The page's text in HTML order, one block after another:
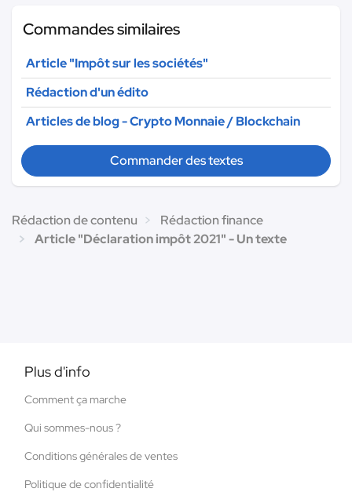
Commandes similaires
Article "Impôt sur les sociétés"
Rédaction d'un édito
Articles de blog - Crypto Monnaie / Blockchain
Commander des textes
Rédaction de contenu
Rédaction finance
Article "Déclaration impôt 2021" - Un texte
Plus d'info
Comment ça marche
Qui sommes-nous ?
Conditions générales de ventes
Politique de confidentialité